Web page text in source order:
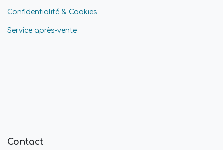
Confidentialité & Cookies
Service après-vente
Contact